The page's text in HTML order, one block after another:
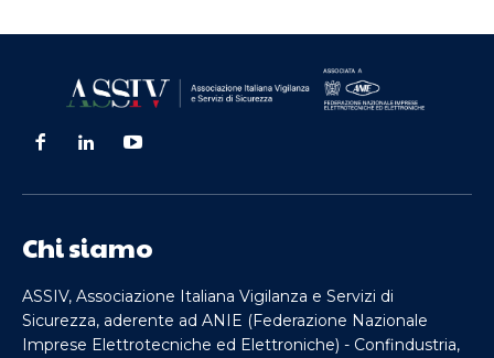
Chi siamo
ASSIV, Associazione Italiana Vigilanza e Servizi di
Sicurezza, aderente ad ANIE (Federazione Nazionale
Imprese Elettrotecniche ed Elettroniche) - Confindustria,